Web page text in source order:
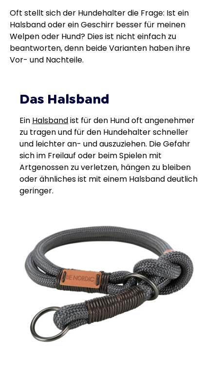
Oft stellt sich der Hundehalter die Frage: Ist ein
Halsband oder ein Geschirr besser für meinen
Welpen oder Hund? Dies ist nicht einfach zu
beantworten, denn beide Varianten haben ihre
Vor- und Nachteile.
Das Halsband
Ein Halsbandist für den Hund oft angenehmer
zu tragen und für den Hundehalter schneller
und leichter an- und auszuziehen. Die Gefahr
sich im Freilauf oder beim Spielen mit
Artgenossen zu verletzen, hängen zu bleiben
oder ähnliches ist mit einem Halsband deutlich
geringer.